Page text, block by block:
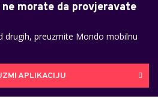
morate da provjeravate
drugih, preuzmite Mondo mobilnu
APLIKACIJU